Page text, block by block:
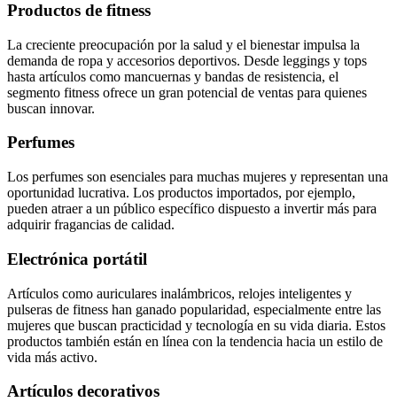
Productos de fitness
La creciente preocupación por la salud y el bienestar impulsa la
demanda de ropa y accesorios deportivos. Desde leggings y tops
hasta artículos como mancuernas y bandas de resistencia, el
segmento fitness ofrece un gran potencial de ventas para quienes
buscan innovar.
Perfumes
Los perfumes son esenciales para muchas mujeres y representan una
oportunidad lucrativa. Los productos importados, por ejemplo,
pueden atraer a un público específico dispuesto a invertir más para
adquirir fragancias de calidad.
Electrónica portátil
Artículos como auriculares inalámbricos, relojes inteligentes y
pulseras de fitness han ganado popularidad, especialmente entre las
mujeres que buscan practicidad y tecnología en su vida diaria. Estos
productos también están en línea con la tendencia hacia un estilo de
vida más activo.
Artículos decorativos